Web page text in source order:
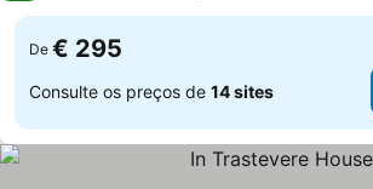
De € 295
Consulte os preços de 14 sites